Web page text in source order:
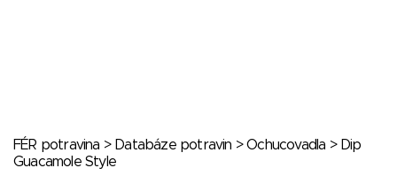
FÉR potravina > Databáze potravin >Ochucovadla > Dip
Guacamole Style